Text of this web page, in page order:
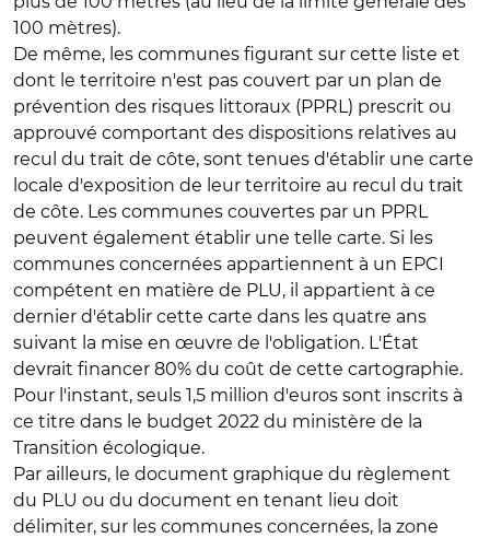
100 mètres).
De même, les communes figurant sur cette liste et
dont le territoire n'est pas couvert par un plan de
prévention des risques littoraux (PPRL) prescrit ou
approuvé comportant des dispositions relatives au
recul du trait de côte, sont tenues d'établir une carte
locale d'exposition de leur territoire au recul du trait
de côte. Les communes couvertes par un PPRL
peuvent également établir une telle carte. Si les
communes concernées appartiennent à un EPCI
compétent en matière de PLU, il appartient à ce
dernier d'établir cette carte dans les quatre ans
suivant la mise en œuvre de l'obligation. L'État
devrait financer 80% du coût de cette cartographie.
Pour l'instant, seuls 1,5 million d'euros sont inscrits à
ce titre dans le budget 2022 du ministère de la
Transition écologique.
Par ailleurs, le document graphique du règlement
du PLU ou du document en tenant lieu doit
délimiter, sur les communes concernées, la zone